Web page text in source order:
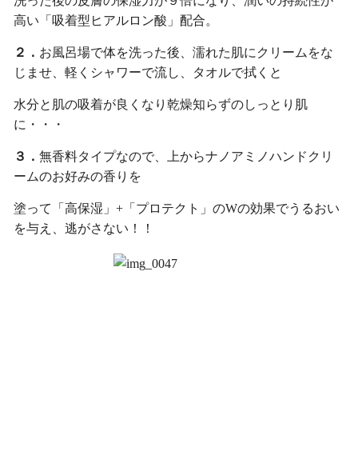
高い「吸着型ヒアルロン酸」配合。
２． お風呂場で体を洗った後、濡れた肌にクリームをな
じませ、軽くシャワーで流し、タオルで拭くと
水分と肌の吸着が良くなり乾燥知らずのしっとり肌
に・・・
３．無香料タイプなので、上からナノアミノハンドクリ
ームのお好みの香りを
塗って「高保湿」+「プロテクト」のWの効果でうるおい
を与え、逃がさない！！